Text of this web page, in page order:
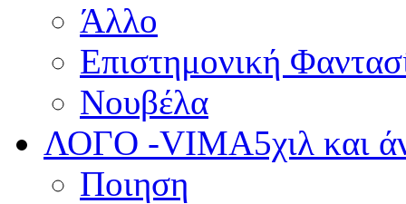
Άλλο
Επιστημονική
Νουβέλα
ΛΟΓΟ -VIMA5χιλ και
Ποιηση